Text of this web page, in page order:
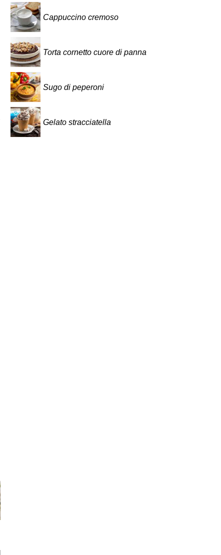
Cappuccino cremoso
Torta cornetto cuore di panna
Sugo di peperoni
Gelato stracciatella